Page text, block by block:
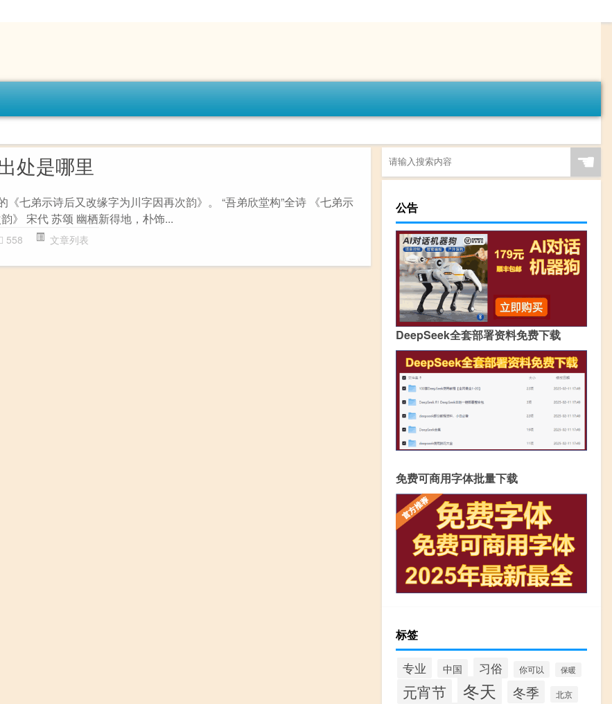
处是哪里
《七弟示诗后又改缘字为川字因再次韵》。 “吾弟欣堂构”全诗 《七弟示
》 宋代 苏颂 幽栖新得地，朴饰...
558 文章列表
☚
公告
DeepSeek全套部署资料免费下载
免费可商用字体批量下载
标签
专业 中国 习俗 你可以 保暖
元宵节 冬天 冬季 北京